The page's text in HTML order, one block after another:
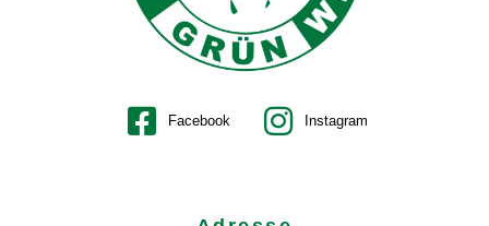
Facebook Instagram